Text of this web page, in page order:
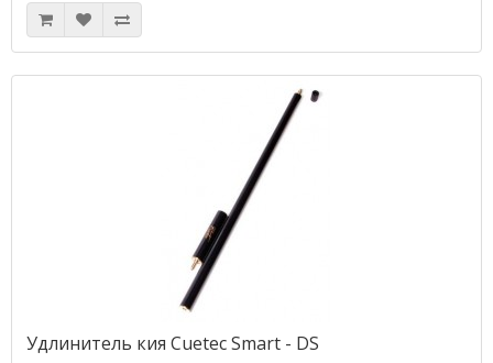
Удлинитель кия Cuetec Smart - DS